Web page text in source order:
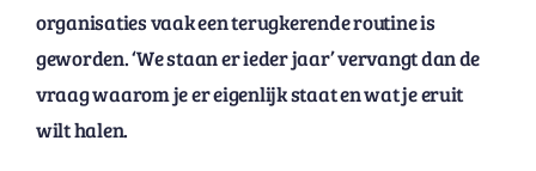
organisaties vaak een terugkerende routine is
geworden. ‘We staan er ieder jaar’ vervangt dan de
vraag waarom je er eigenlijk staat en wat je eruit
wilt halen.